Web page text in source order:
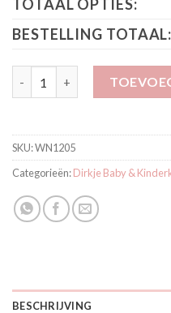
TOTAAL OPTIES:
BESTELLING TOTAAL:
SKU:WN1205
Categorieën:Dirkje Baby &
BESCHRIJVING